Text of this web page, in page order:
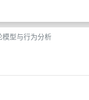
型与行为分析